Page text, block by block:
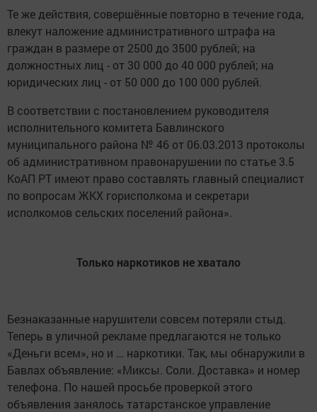
Те же действия, совершённые повторно в течение года,
влекут наложение административного штрафа на
граждан в размере от 2500 до 3500 рублей; на
должностных лиц - от 30 000 до 40 000 рублей; на
юридических лиц - от 50 000 до 100 000 рублей.
В соответствии с постановлением руководителя
исполнительного комитета Бавлинского
муниципального района № 46 от 06.03.2013 протоколы
об административном правонарушении по статье 3.5
КоАП РТ имеют право составлять главный специалист
по вопросам ЖКХ горисполкома и секретари
исполкомов сельских поселений района».
Только наркотиков не хватало
Безнаказанные нарушители совсем потеряли стыд.
Теперь в уличной рекламе предлагаются не только
«Деньги всем», но и … наркотики. Так, мы обнаружили в
Бавлах объявление: «Миксы. Соли. Доставка» и номер
телефона. По нашей просьбе проверкой этого
объявления занялось татарстанское управление